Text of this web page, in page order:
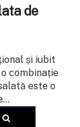
de
și iubit
combinație
este o